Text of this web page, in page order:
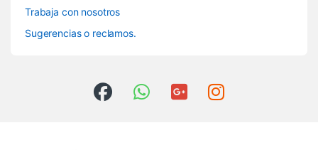
Trabaja con nosotros
Sugerencias o reclamos.